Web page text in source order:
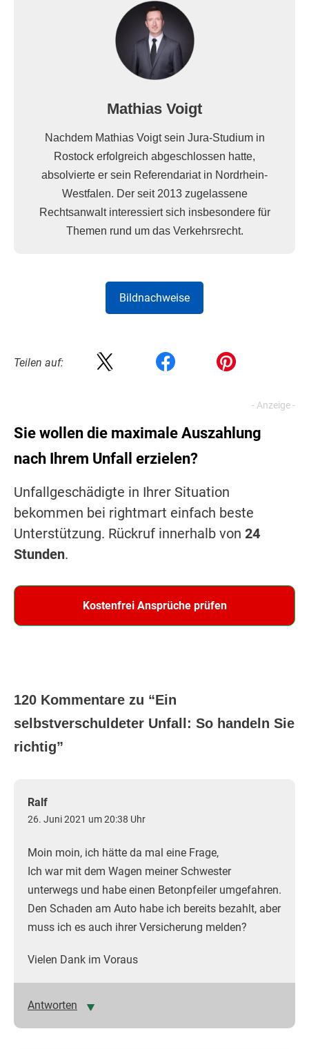
Mathias Voigt
Nachdem Mathias Voigt sein Jura-Studium in
Rostock erfolgreich abgeschlossen hatte,
absolvierte er sein Referendariat in Nordrhein-
Westfalen. Der seit 2013 zugelassene
Rechtsanwalt interessiert sich insbesondere für
Themen rund um das Verkehrsrecht.
Bildnachweise
Teilen auf:
Sie wollen die maximale Auszahlung
nach Ihrem Unfall erzielen?
Unfallgeschädigte in Ihrer Situation
bekommen bei rightmart einfach beste
Unterstützung. Rückruf innerhalb von 24
Stunden.
Kostenfrei Ansprüche prüfen
120 Kommentare zu “Ein
selbstverschuldeter Unfall: So handeln Sie
richtig”
Ralf
26. Juni 2021 um 20:38 Uhr
Moin moin, ich hätte da mal eine Frage,
Ich war mit dem Wagen meiner Schwester
unterwegs und habe einen Betonpfeiler umgefahren.
Den Schaden am Auto habe ich bereits bezahlt, aber
muss ich es auch ihrer Versicherung melden?
Vielen Dank im Voraus
Antworten